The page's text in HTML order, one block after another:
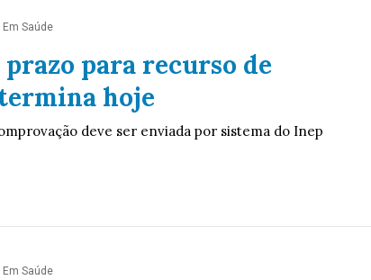
Em Saúde
prazo para recurso de
hoje
deve ser enviada por sistema do Inep
Em Saúde